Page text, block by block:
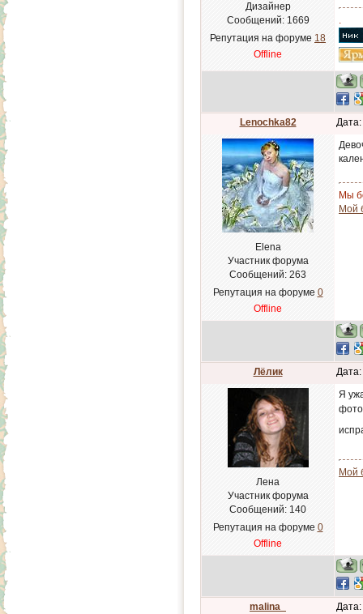
Дизайнер
Сообщений: 1669
Репутация на форуме 18
Offline
.
Lenochka82
Elena
Участник форума
Сообщений: 263
Репутация на форуме 0
Offline
Мы
Мой
Лёлик
Лена
Участник форума
Сообщений: 140
Репутация на форуме 0
Offline
Я
Мой
malina_